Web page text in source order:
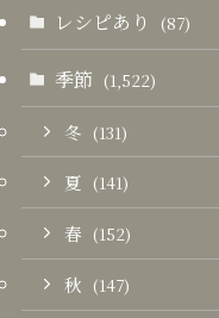
レシピあり (87)
季節 (1,522)
冬 (131)
夏 (141)
春 (152)
秋 (147)